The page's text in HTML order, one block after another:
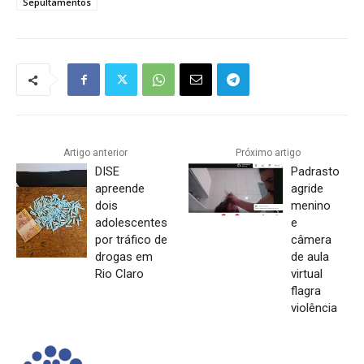
Artigo anterior
DISE
apreende
dois
adolescentes
por tráfico de
drogas em
Rio Claro
Próximo artigo
Padrasto
agride
menino
e
câmera
de aula
virtual
flagra
violência